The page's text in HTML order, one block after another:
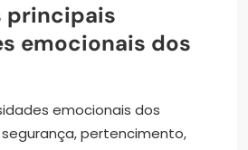
principais
emocionais dos
emocionais dos
pertencimento,